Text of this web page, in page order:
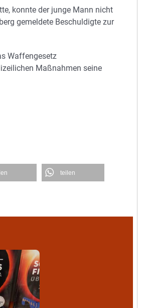
konnte der junge Mann nicht
gemeldete Beschuldigte zur
Waffengesetz
Maßnahmen seine
teilen